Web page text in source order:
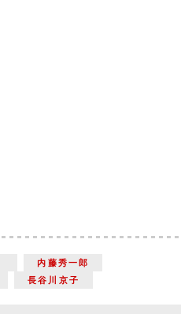
内藤秀一郎
長谷川京子